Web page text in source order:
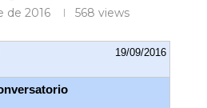
de 2016 568 views
19/09/2016